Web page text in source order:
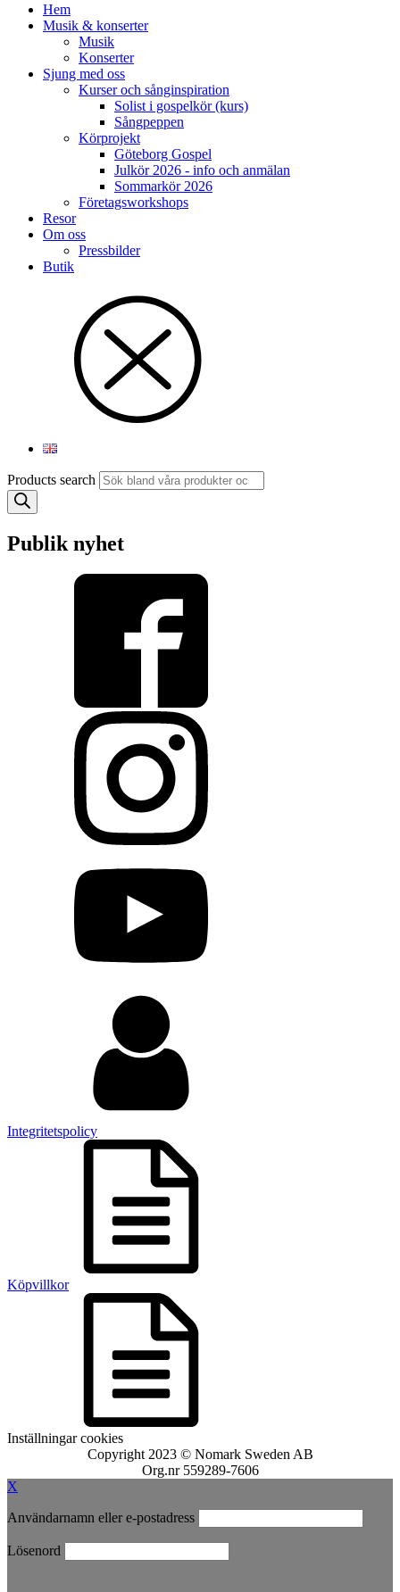
Hem
Musik & konserter
Musik
Konserter
Sjung med oss
Kurser och sånginspiration
Solist i gospelkör (kurs)
Sångpeppen
Körprojekt
Göteborg Gospel
Julkör 2026 - info och anmälan
Sommarkör 2026
Företagsworkshops
Resor
Om oss
Pressbilder
Butik
Products search
Publik nyhet
Integritetspolicy
Köpvillkor
Inställningar cookies
Copyright 2023 © Nomark Sweden AB
Org.nr 559289-7606
X
Användarnamn eller e-postadress
Lösenord